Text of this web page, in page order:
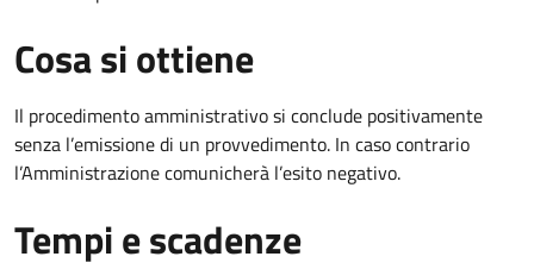
Cosa si ottiene
Il procedimento amministrativo si conclude positivamente
senza l’emissione di un provvedimento. In caso contrario
l’Amministrazione comunicherà l’esito negativo.
Tempi e scadenze